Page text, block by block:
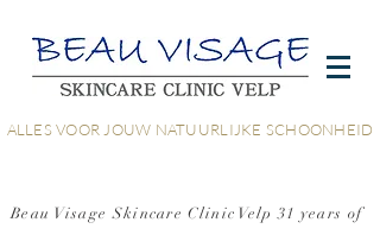
ALLES VOOR JOUW NATUURLIJKE SCHOONHEID
Beau Visage Skincare Clinic Velp 31 years of